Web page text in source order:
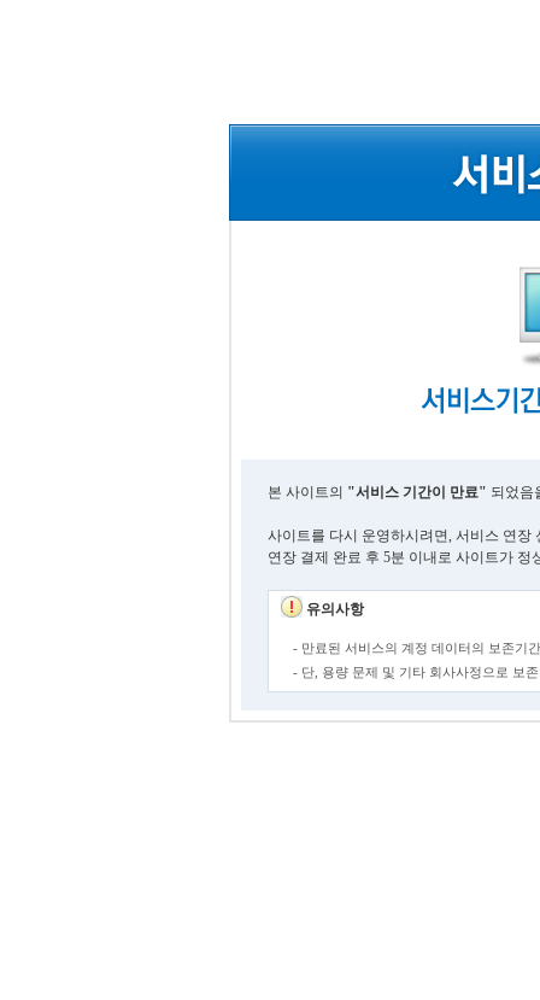
본 사이트의 "서비스 기간이 만료" 되었음
사이트를 다시 운영하시려면, 서비스 연장
연장 결제 완료 후 5분 이내로 사이트가 정
유의사항
- 만료된 서비스의 계정 데이터의 보존기
- 단, 용량 문제 및 기타 회사사정으로 보